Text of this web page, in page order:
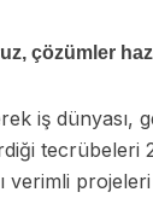
çözümler
iş dünyası,
tecrübeleri
verimli